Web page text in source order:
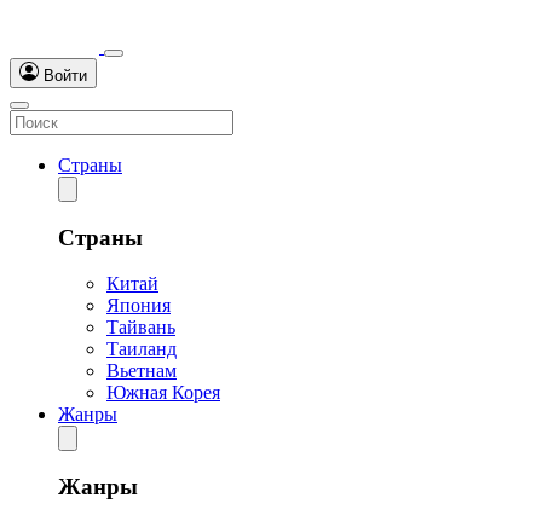
Войти
Страны
Страны
Китай
Япония
Тайвань
Таиланд
Вьетнам
Южная Корея
Жанры
Жанры